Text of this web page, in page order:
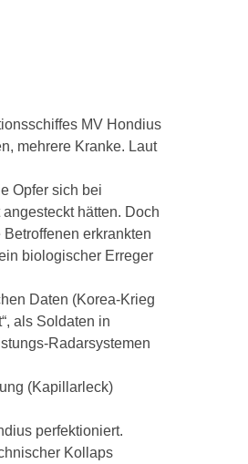
MV Hondius
mehrere Kranke. Laut
Opfer sich bei
hätten. Doch
erkrankten
biologischer Erreger
Daten (Korea-Krieg
als Soldaten in
Radarsystemen
(Kapillarleck)
perfektioniert.
Kollaps